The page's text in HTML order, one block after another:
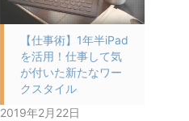
【仕事術】1年半iPad
を活用！仕事して気
が付いた新たなワー
クスタイル
2019年2月22日